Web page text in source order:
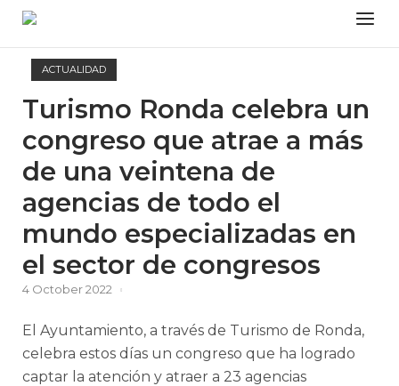
Skip
content
Menu
ACTUALIDAD
Turismo Ronda celebra un
congreso que atrae a más
de una veintena de
agencias de todo el
mundo especializadas en
el sector de congresos
4 October 2022
El Ayuntamiento, a través de Turismo de Ronda,
celebra estos días un congreso que ha logrado
captar la atención y atraer a 23 agencias